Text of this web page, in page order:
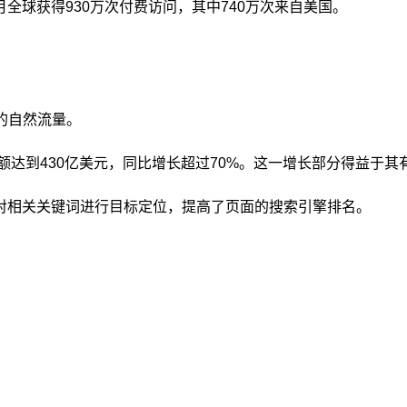
球获得930万次付费访问，其中740万次来自美国。
然流量。
到430亿美元，同比增长超过70%。这一增长部分得益于其
关关键词进行目标定位，提高了页面的搜索引擎排名。